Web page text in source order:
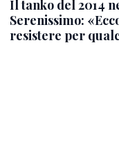
Il tanko del 2014
Serenissimo:
resistere per